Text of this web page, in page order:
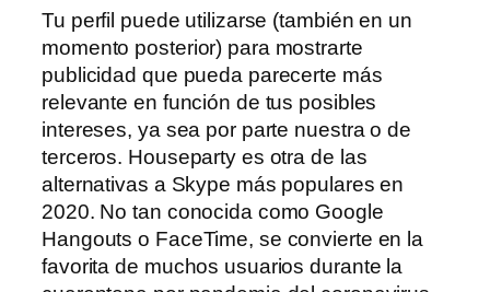
Tu perfil puede utilizarse (también en un
momento posterior) para mostrarte
publicidad que pueda parecerte más
relevante en función de tus posibles
intereses, ya sea por parte nuestra o de
terceros. Houseparty es otra de las
alternativas a Skype más populares en
2020. No tan conocida como Google
Hangouts o FaceTime, se convierte en la
favorita de muchos usuarios durante la